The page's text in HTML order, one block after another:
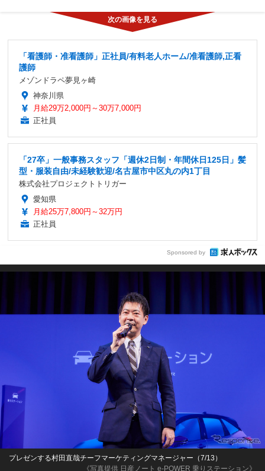
「看護師・准看護師」正社員/有料老人ホーム/准看護師,正看
護師
メゾンドラペ夢見ヶ崎
神奈川県
月給29万2,000円～30万7,000円
正社員
「27卒」一般事務スタッフ「週休2日制・年間休日125日」髪
型・服装自由/未経験歓迎/名古屋市中区丸の内1丁目
株式会社プロジェクトトリガー
愛知県
月給25万7,800円～32万円
正社員
Sponsored by
《写真提供 日産ノート e-POWER 乗りステーション》
プレゼンする村田直哉チーフマーケティングマネージャー（7/13）